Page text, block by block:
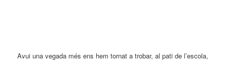
Avui una vegada més ens hem tornat a trobar, al pati de l’escola,